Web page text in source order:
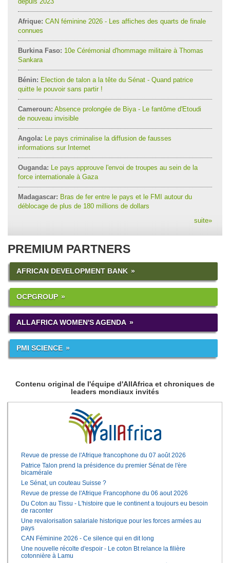
Afrique: CAN féminine 2026 - Les affiches des quarts de finale
connues
Burkina Faso: 10e Cérémonial d'hommage militaire à Thomas
Sankara
Bénin: Election de talon a la tête du Sénat - Quand patrice
quitte le pouvoir sans partir !
Cameroun: Absence prolongée de Biya - Le fantôme d'Etoudi
de nouveau invisible
Angola: Le pays criminalise la diffusion de fausses
informations sur Internet
Ouganda: Le pays approuve l'envoi de troupes au sein de la
force internationale à Gaza
Madagascar: Bras de fer entre le pays et le FMI autour du
déblocage de plus de 180 millions de dollars
suite»
PREMIUM PARTNERS
AFRICAN DEVELOPMENT BANK
OCPGROUP
ALLAFRICA WOMEN'S AGENDA
PMI SCIENCE
Contenu original de l'équipe d'AllAfrica et chroniques de
leaders mondiaux invités
Revue de presse de l'Afrique francophone du 07 août 2026
Patrice Talon prend la présidence du premier Sénat de l'ère
bicamérale
Le Sénat, un couteau Suisse ?
Revue de presse de l'Afrique Francophone du 06 aout 2026
Du Coton au Tissu - L'histoire que le continent a toujours eu besoin
de raconter
Une revalorisation salariale historique pour les forces armées au
pays
CAN Féminine 2026 - Ce silence qui en dit long
Une nouvelle récolte d'espoir - Le coton Bt relance la filière
cotonnière à Lamu